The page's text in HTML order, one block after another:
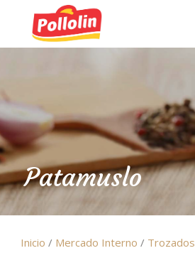
Patamuslo
Inicio / Mercado Interno / Trozados